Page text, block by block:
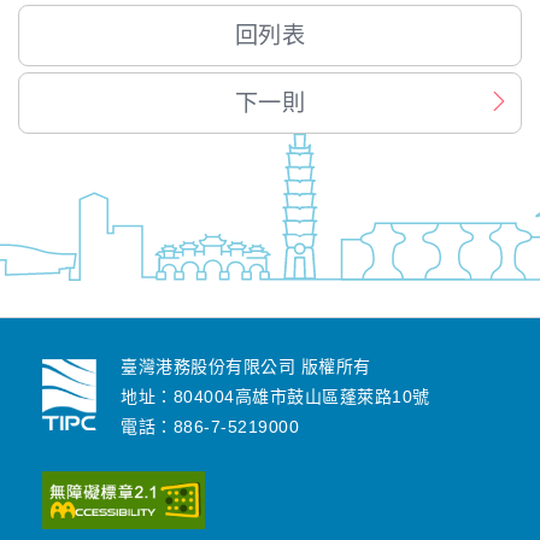
回列表
下一則
臺灣港務股份有限公司 版權所有
地址：804004高雄市鼓山區蓬萊路10號
電話：886-7-5219000